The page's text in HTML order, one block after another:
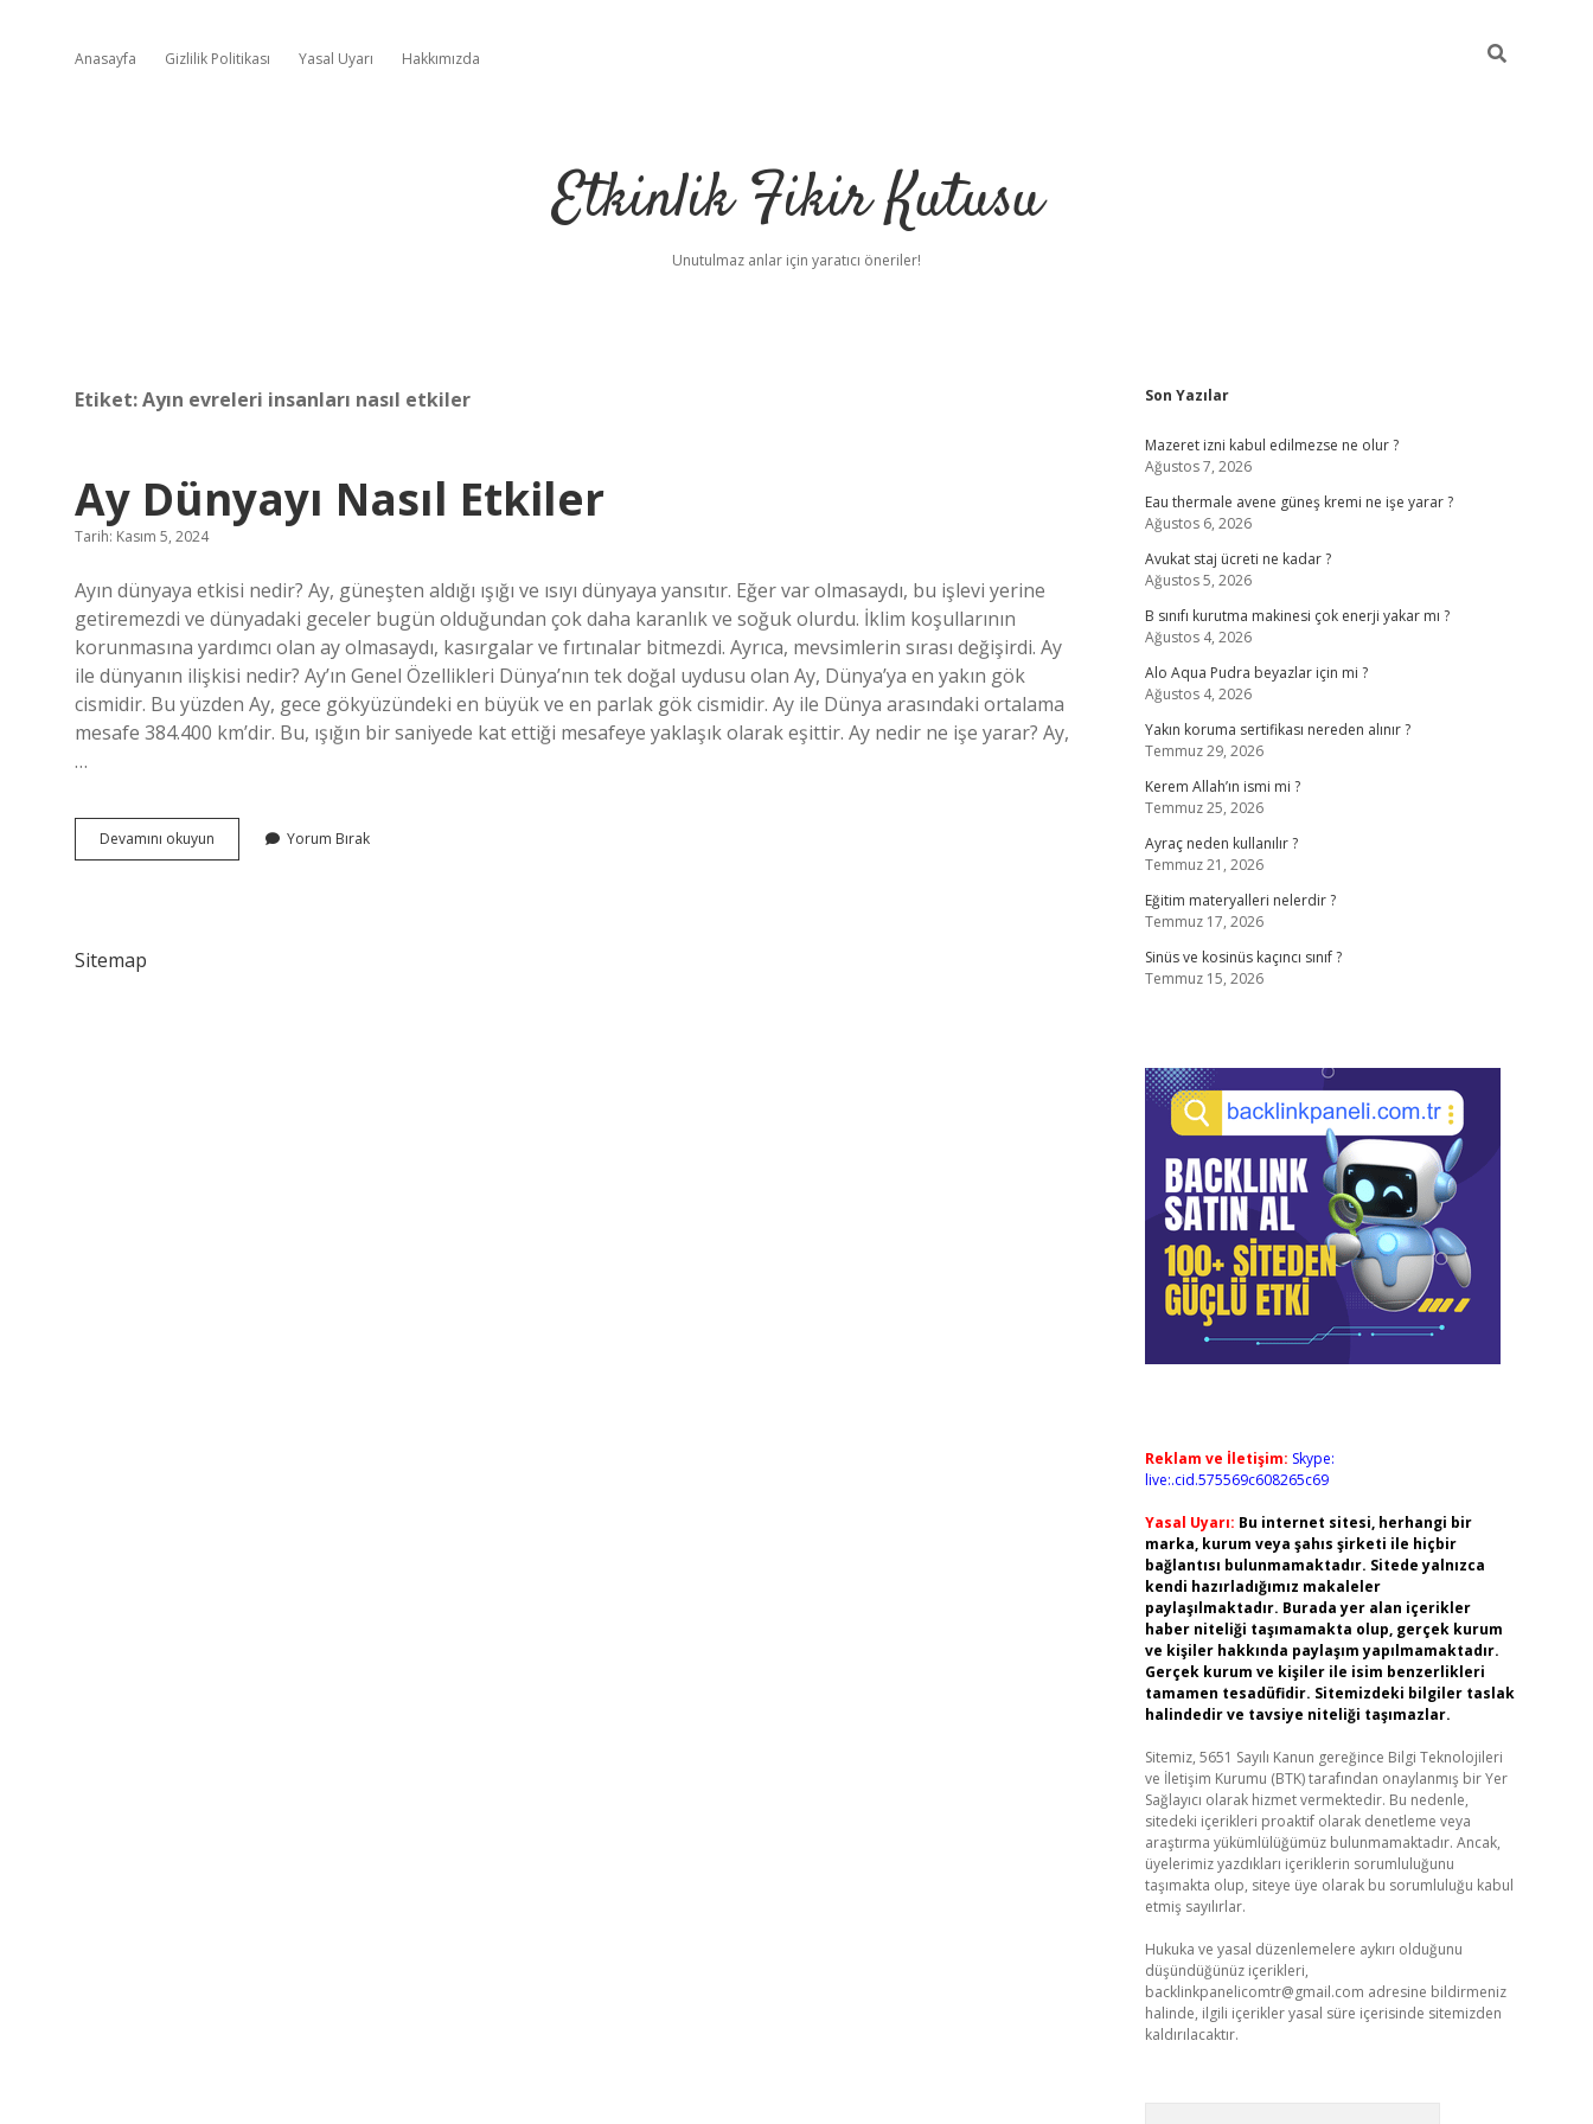
Anasayfa Gizlilik Politikası Yasal Uyarı Hakkımızda
Etkinlik Fikir Kutusu
Unutulmaz anlar için yaratıcı öneriler!
Etiket:Ayın evreleri insanları nasıl etkiler
Ay Dünyayı Nasıl Etkiler
Tarih: Kasım 5, 2024
Ayın dünyaya etkisi nedir? Ay, güneşten aldığı ışığı ve ısıyı dünyaya yansıtır. Eğer var olmasaydı, bu işlevi yerine
getiremezdi ve dünyadaki geceler bugün olduğundan çok daha karanlık ve soğuk olurdu. İklim koşullarının
korunmasına yardımcı olan ay olmasaydı, kasırgalar ve fırtınalar bitmezdi. Ayrıca, mevsimlerin sırası değişirdi. Ay
ile dünyanın ilişkisi nedir? Ay’ın Genel Özellikleri Dünya’nın tek doğal uydusu olan Ay, Dünya’ya en yakın gök
cismidir. Bu yüzden Ay, gece gökyüzündeki en büyük ve en parlak gök cismidir. Ay ile Dünya arasındaki ortalama
mesafe 384.400 km’dir. Bu, ışığın bir saniyede kat ettiği mesafeye yaklaşık olarak eşittir. Ay nedir ne işe yarar? Ay,
…
Devamını okuyun
Dünyayı
Yorum Bırak
Sitemap
Sidebar
Son Yazılar
Mazeret izni kabul edilmezse ne olur ?
Ağustos 7, 2026
Eau thermale avene güneş kremi ne işe yarar ?
Ağustos 6, 2026
Avukat staj ücreti ne kadar ?
Ağustos 5, 2026
B sınıfı kurutma makinesi çok enerji yakar mı ?
Ağustos 4, 2026
Alo Aqua Pudra beyazlar için mi ?
Ağustos 4, 2026
Yakın koruma sertifikası nereden alınır ?
Temmuz 29, 2026
Kerem Allah’ın ismi mi ?
Temmuz 25, 2026
Ayraç neden kullanılır ?
Temmuz 21, 2026
Eğitim materyalleri nelerdir ?
Temmuz 17, 2026
Sinüs ve kosinüs kaçıncı sınıf ?
Temmuz 15, 2026
Reklam ve İletişim: Skype:
live:.cid.575569c608265c69
Yasal Uyarı: Bu internet sitesi, herhangi bir
marka, kurum veya şahıs şirketi ile hiçbir
bağlantısı bulunmamaktadır. Sitede yalnızca
kendi hazırladığımız makaleler
paylaşılmaktadır. Burada yer alan içerikler
haber niteliği taşımamakta olup, gerçek kurum
ve kişiler hakkında paylaşım yapılmamaktadır.
Gerçek kurum ve kişiler ile isim benzerlikleri
tamamen tesadüfidir. Sitemizdeki bilgiler taslak
halindedir ve tavsiye niteliği taşımazlar.
Sitemiz, 5651 Sayılı Kanun gereğince Bilgi Teknolojileri
ve İletişim Kurumu (BTK) tarafından onaylanmış bir Yer
Sağlayıcı olarak hizmet vermektedir. Bu nedenle,
sitedeki içerikleri proaktif olarak denetleme veya
araştırma yükümlülüğümüz bulunmamaktadır. Ancak,
üyelerimiz yazdıkları içeriklerin sorumluluğunu
taşımakta olup, siteye üye olarak bu sorumluluğu kabul
etmiş sayılırlar.
Hukuka ve yasal düzenlemelere aykırı olduğunu
düşündüğünüz içerikleri,
backlinkpanelicomtr@gmail.com adresine bildirmeniz
halinde, ilgili içerikler yasal süre içerisinde sitemizden
kaldırılacaktır.